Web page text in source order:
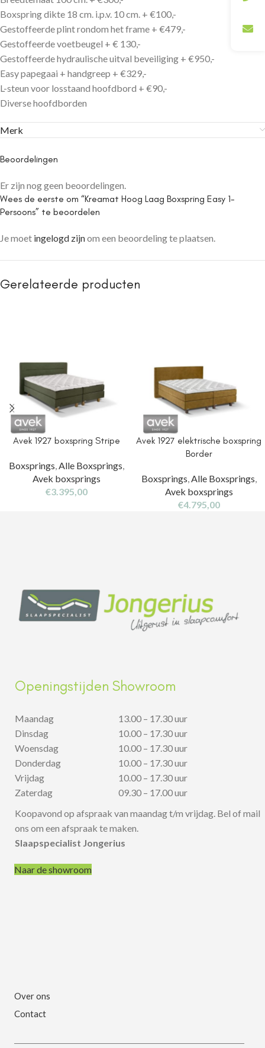
Boxspring dikte 18 cm. i.p.v. 10 cm. + €100,-
Gestoffeerde plint rondom het frame + €479,-
Gestoffeerde voetbeugel + € 130,-
Gestoffeerde hydraulische uitval beveiliging + €950,-
Easy papegaai + handgreep + €329,-
L-steun voor losstaand hoofdbord + €90,-
Diverse hoofdborden
Merk
Beoordelingen
Er zijn nog geen beoordelingen.
Wees de eerste om “Kreamat Hoog Laag Boxspring Easy 1-
Persoons” te beoordelen
Je moet ingelogd zijnom een beoordeling te plaatsen.
Gerelateerde producten
Avek 1927 boxspring Stripe
Boxsprings,Alle Boxsprings,
Avek boxsprings
€3.395,00
Avek 1927 elektrische boxspring
Border
Boxsprings,Alle Boxsprings,
Avek boxsprings
€4.795,00
Openingstijden Showroom
Maandag
Dinsdag
Woensdag
Donderdag
Vrijdag
Zaterdag
13.00 – 17.30 uur
10.00 – 17.30 uur
10.00 – 17.30 uur
10.00 – 17.30 uur
10.00 – 17.30 uur
09.30 – 17.00 uur
Koopavond op afspraak van maandag t/m vrijdag. Bel of mail
ons om een afspraak te maken.
Slaapspecialist Jongerius
Naar de showroom
Over ons
Contact